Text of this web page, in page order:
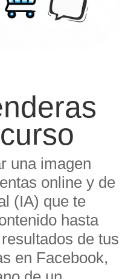
una imagen
online y de
(IA) que te
hasta
de tus
en Facebook,